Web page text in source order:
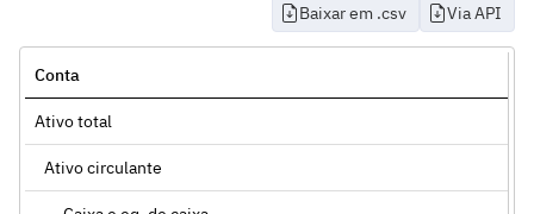
Baixar em .csv Via API
Conta
Ativo total
Ativo circulante